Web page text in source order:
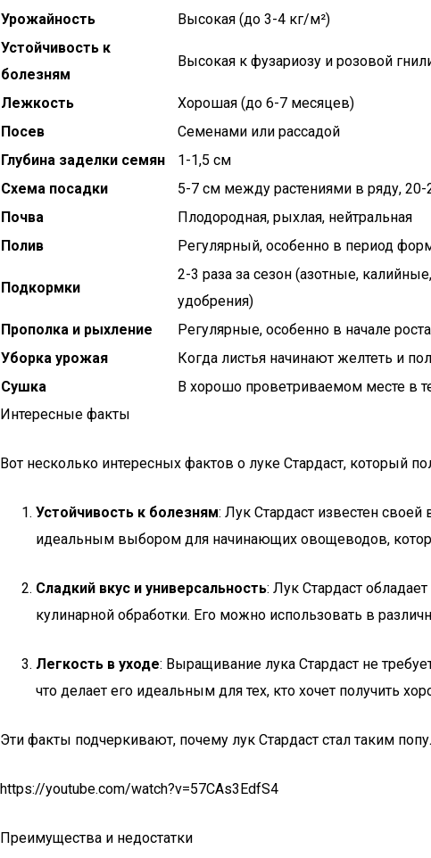
Урожайность
Высокая (до 3-4 кг/м²)
Устойчивость к
болезням
Высокая к фузариозу и розовой
Лежкость Хорошая (до 6-7 месяцев)
Посев
Семенами или рассадой
Глубина заделки семян
1-1,5 см
Схема посадки
5-7 см между растениями в ряду,
Почва
Плодородная, рыхлая, нейтральная
Полив
Регулярный, особенно в период
Подкормки
2-3 раза за сезон (азотные,
удобрения)
Прополка и рыхление Регулярные, особенно в начале роста
Уборка урожая
Когда листья начинают желтеть и
Сушка
В хорошо проветриваемом месте в
Интересные факты
Вот несколько интересных фактов о луке Стардаст, который
Устойчивость к болезням: Лук Стардаст известен
идеальным выбором для начинающих овощеводов,
Сладкий вкус и универсальность: Лук Стардаст
кулинарной обработки. Его можно использовать в
Легкость в уходе: Выращивание лука Стардаст не
что делает его идеальным для тех, кто хочет получить
Эти факты подчеркивают, почему лук Стардаст стал таким
https://youtube.com/watch?v=57CAs3EdfS4
Преимущества и недостатки